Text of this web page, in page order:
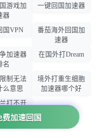
加速回国
游戏加
器
一键回国加速器
国VPN
番茄海外回国加
速器
加速器
名
在国外打Dream
制无法
么意思
境外打重生细胞
加速器哪个好
打不开
怎么办